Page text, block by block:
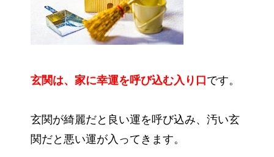
玄関は、家に幸運を呼び込む入り口 です。
玄関が綺麗だと良い運を呼び込み、汚い玄
関だと悪い運が入ってきます。